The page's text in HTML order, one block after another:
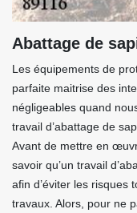
Abattage de
Les équipements de
parfaite maitrise des
négligeables quand
travail d’abattage de
Avant de mettre en
savoir qu’un travail
afin d’éviter les risques
travaux. Alors, pour ne